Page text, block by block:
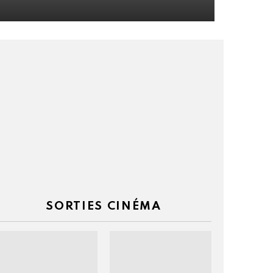
SORTIES CINÉMA